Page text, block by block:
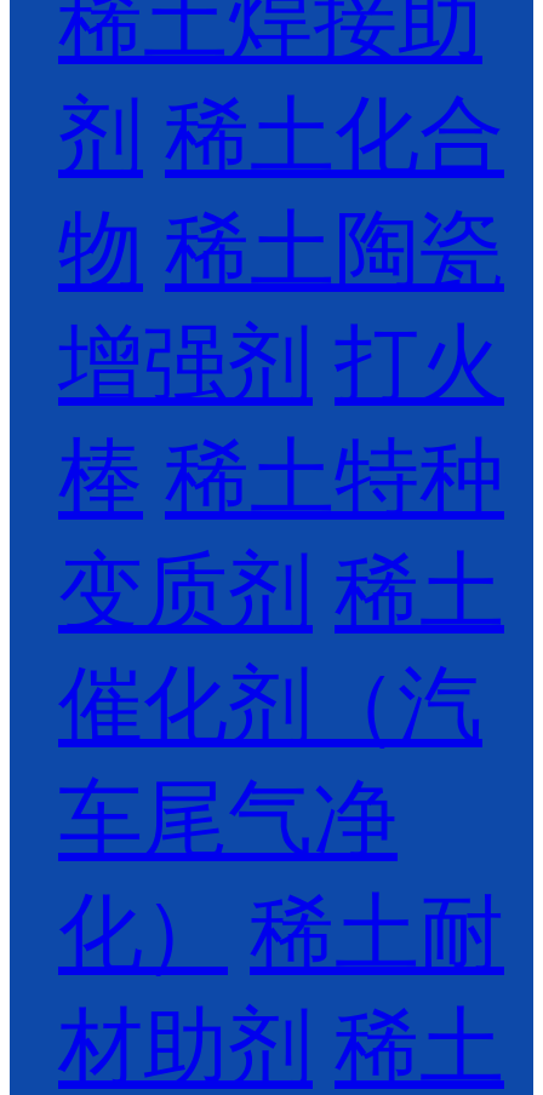
稀土焊接助
剂 稀土化合
物 稀土陶瓷
增强剂 打火
棒 稀土特种
变质剂 稀土
催化剂（汽
车尾气净
化）
稀土耐
材助剂 稀土